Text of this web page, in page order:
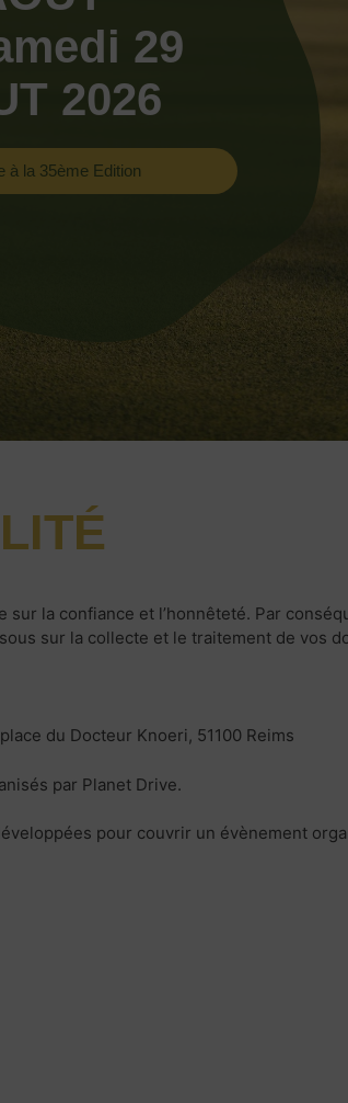
29
2026
à la 35ème Edition
la confiance et l’honnêteté. Par
sur la collecte et le traitement de vos
du Docteur Knoeri, 51100 Reims
par Planet Drive.
pour couvrir un évènement